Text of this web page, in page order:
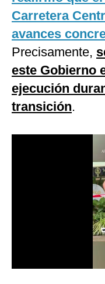
España
Internacional
Tecnología
Club del Suscriptor
Mix
Carretera
avances
Precisamente,
este Gobierno
ejecución
transición.